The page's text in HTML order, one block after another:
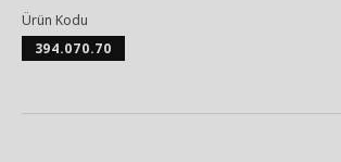
Ürün Kodu
394.070.70